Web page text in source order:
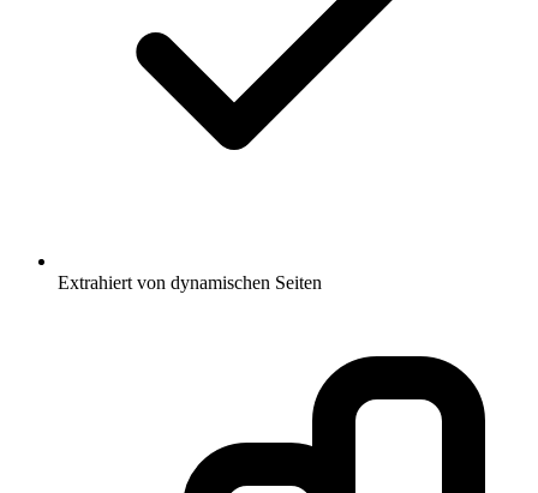
Extrahiert von dynamischen Seiten